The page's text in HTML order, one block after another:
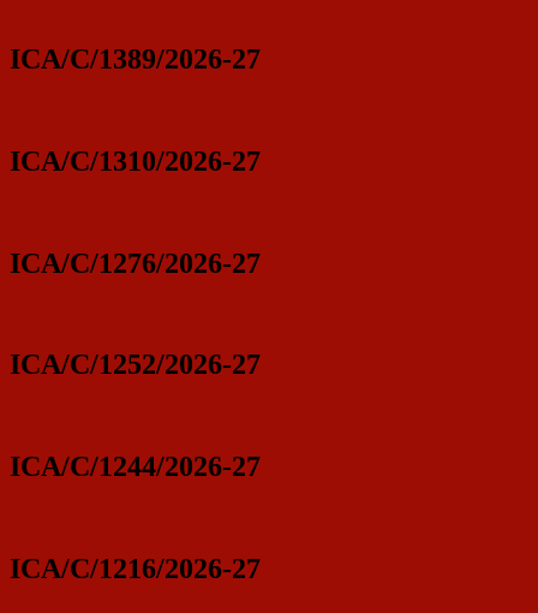
ICA/C/1389/2026-27
ICA/C/1310/2026-27
ICA/C/1276/2026-27
ICA/C/1252/2026-27
ICA/C/1244/2026-27
ICA/C/1216/2026-27